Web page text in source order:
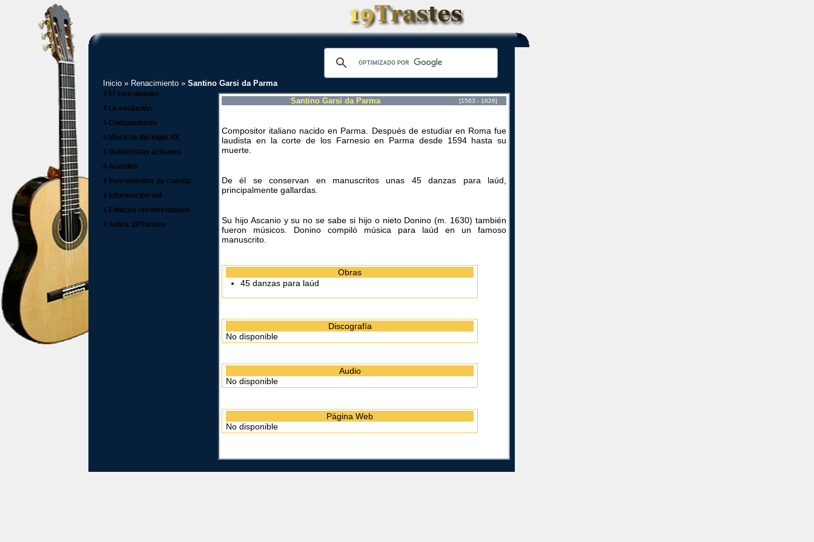
Inicio » Renacimiento » Santino Garsi da Parma
4 El instrumento
4 La evolución
4 Compositores
4 Músicos del siglo XX
4 Guitarristas actuales
4 Acordes
4 Instrumentos de cuerda
4 Información útil
4 Enlaces recomendados
4 Sobre 19Trastes
Santino Garsi da Parma [1563 - 1626]
Compositor italiano nacido en Parma. Después de estudiar en Roma fue
laudista en la corte de los Farnesio en Parma desde 1594 hasta su
muerte.
De él se conservan en manuscritos unas 45 danzas para laúd,
principalmente gallardas.
Su hijo Ascanio y su no se sabe si hijo o nieto Donino (m. 1630) también
fueron músicos. Donino compiló música para laúd en un famoso
manuscrito.
Obras
45 danzas para laúd
Discografía
No disponible
Audio
No disponible
Página Web
No disponible